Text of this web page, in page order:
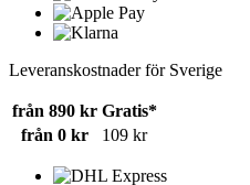
Leveranskostnader för Sverige
från 890 kr Gratis*
från 0 kr
109 kr